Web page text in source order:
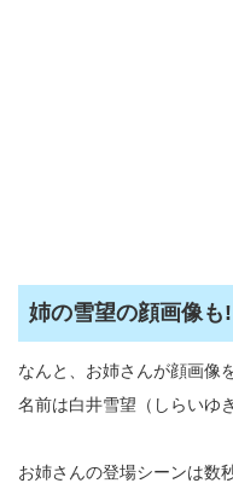
姉の雪望の顔画像も!
なんと、お姉さんが顔画像
名前は白井雪望（しらいゆ
お姉さんの登場シーンは数